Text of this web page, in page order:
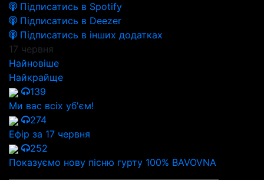
Підписатись в Spotify
Підписатись в Deezer
Підписатись в інших додатках
17 червня
Найновіше
Найкрайще
139
Ми вас всіх уб'єм!
274
Ефір за 17 червня
252
Показуємо нову пісню гурту 100% BAVOVNA